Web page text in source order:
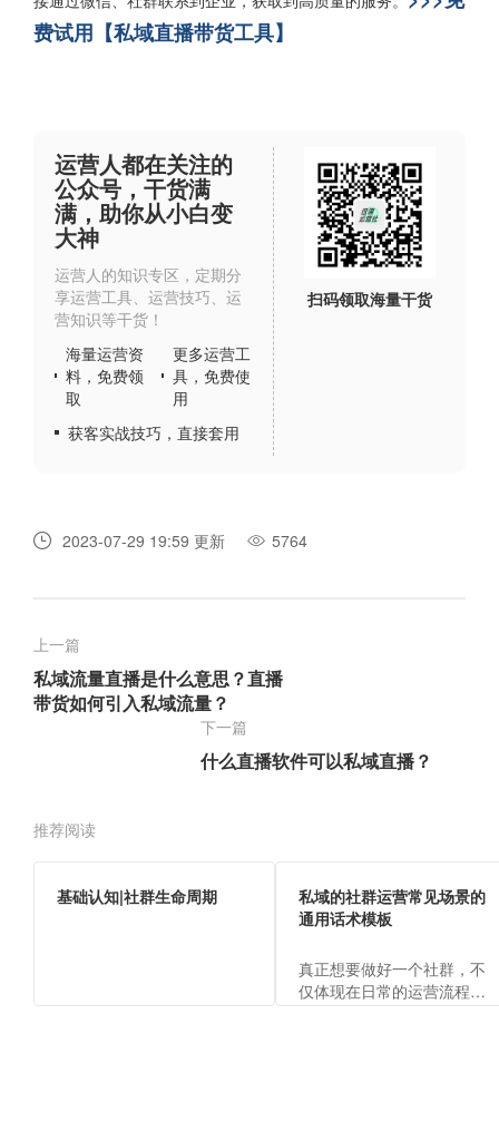
费试用【私域直播带货工具】
运营人都在关注的
公众号，干货满
满，助你从小白变
大神
运营人的知识专区，定期分
享运营工具、运营技巧、运
营知识等干货！
海量运营资
料，免费领
取
更多运营工
具，免费使
用
获客实战技巧，直接套用
扫码领取海量干货
2023-07-29 19:59 更新 5764
上一篇
私域流量直播是什么意思？直播
带货如何引入私域流量？
下一篇
什么直播软件可以私域直播？
推荐阅读
基础认知|社群生命周期
私域的社群运营常见场景的
通用话术模板
真正想要做好一个社群，不
仅体现在日常的运营流程